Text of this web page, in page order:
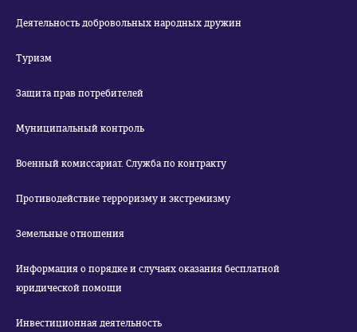
Деятельность добровольных народных дружин
Туризм
Защита прав потребителей
Муниципальный контроль
Военный комиссариат. Служба по контракту
Противодействие терроризму и экстремизму
Земельные отношения
Информация о порядке и случаях оказания бесплатной
юридической помощи
Инвестиционная деятельность